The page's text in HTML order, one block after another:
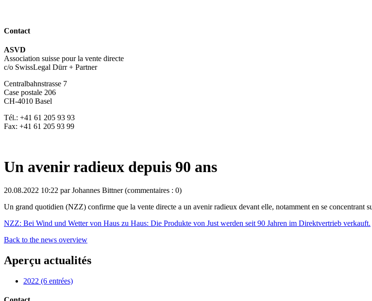
Contact
ASVD
Association suisse pour la vente directe
c/o SwissLegal Dürr + Partner
Centralbahnstrasse 7
Case postale 206
CH-4010 Basel
Tél.: +41 61 205 93 93
Fax: +41 61 205 93 99
Un avenir radieux depuis 90 ans
20.08.2022 10:22 par Johannes Bittner (commentaires : 0)
Un grand quotidien (NZZ) confirme que la vente directe a un avenir radieux devant elle, notamment en se concentrant
NZZ: Bei Wind und Wetter von Haus zu Haus: Die Produkte von Just werden seit 90 Jahren im Direktvertrieb verkauft.
Back to the news overview
Aperçu actualités
2022 (6 entrées)